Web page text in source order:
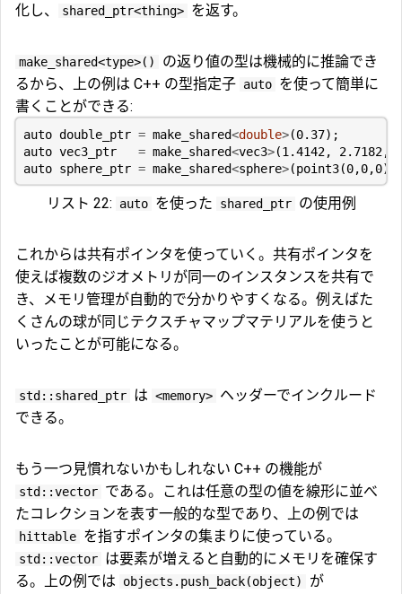
化し、
shared_ptr<thing> を返す。
make_shared<type>()
の返り値の型は機械的に推論でき
るから、上の例は C++ の型指定子 auto を使って簡単に
書くことができる:
auto double_ptr = make_shared<double>(0.37);
auto vec3_ptr = make_shared<vec3>(1.4142, 2.7182,
auto sphere_ptr = make_shared<sphere>(point3(0,0,0),
リスト 22: auto を使った shared_ptr の使用例
これからは共有ポインタを使っていく。共有ポインタを
使えば複数のジオメトリが同一のインスタンスを共有で
き、メモリ管理が自動的で分かりやすくなる。例えばた
くさんの球が同じテクスチャマップマテリアルを使うと
いったことが可能になる。
std::shared_ptr は <memory> ヘッダーでインクルード
できる。
もう一つ見慣れないかもしれない C++ の機能が
std::vector である。これは任意の型の値を線形に並べ
たコレクションを表す一般的な型であり、上の例では
hittable を指すポインタの集まりに使っている。
std::vector は要素が増えると自動的にメモリを確保す
る。上の例では
objects.push_back(object) が